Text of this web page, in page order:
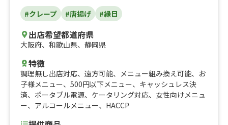
#クレープ #唐揚げ #縁日
出店希望都道府県
大阪府、 和歌山県、 静岡県
特徴
調理無し出店対応、 遠方可能、 メニュー組み換え可能、 お
子様メニュー、 500円以下メニュー、 キャッシュレス決
済、 ポータブル電源、 ケータリング対応、 女性向けメニュ
ー、 アルコールメニュー、 HACCP